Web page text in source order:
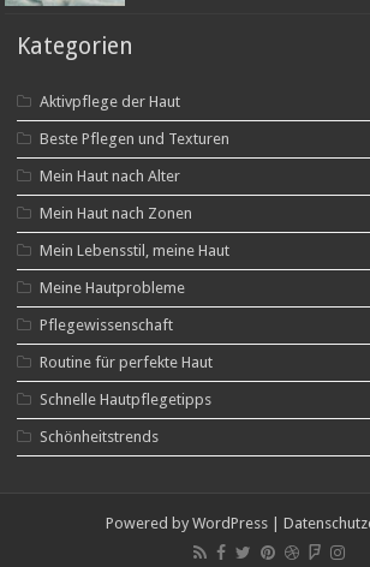
Kategorien
Aktivpflege der Haut
Beste Pflegen und Texturen
Mein Haut nach Alter
Mein Haut nach Zonen
Mein Lebensstil, meine Haut
Meine Hautprobleme
Pflegewissenschaft
Routine für perfekte Haut
Schnelle Hautpflegetipps
Schönheitstrends
Powered by WordPress|